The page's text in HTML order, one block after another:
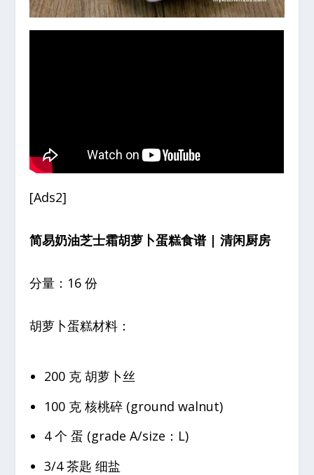
[Ads2]
简易奶油芝士霜胡萝卜蛋糕食谱 | 清闲厨房
分量：16 份
胡萝卜蛋糕材料：
200 克 胡萝卜丝
100 克 核桃碎 (ground walnut)
4 个 蛋 (grade A/size：L)
3/4 茶匙 细盐